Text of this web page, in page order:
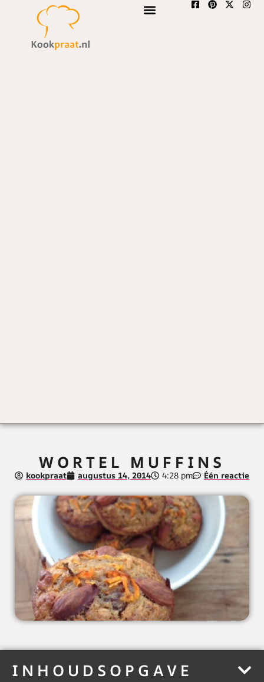
WORTEL MUFFINS
kookpraat augustus 14, 2014 4:28 pm Één reactie
INHOUDSOPGAVE